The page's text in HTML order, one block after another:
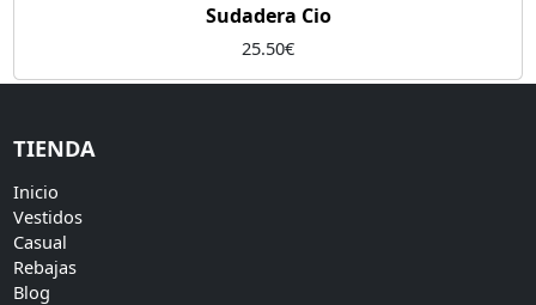
Sudadera Cio
25.50€
TIENDA
Inicio
Vestidos
Casual
Rebajas
Blog